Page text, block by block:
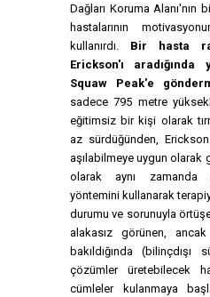
Dağları Koruma Alanı'nın
hastalarının
kullanırdı. Bir hasta
Erickson'ı
Squaw Peak'e
sadece 795 metre
eğitimsiz bir kişi olarak
az sürdüğünden,
aşılabilmeye uygun olarak
olarak aynı zamanda
yöntemini kullanarak
durumu ve sorunuyla
alakasız görünen,
bakıldığında
çözümler üretebilecek
cümleler kulanmaya